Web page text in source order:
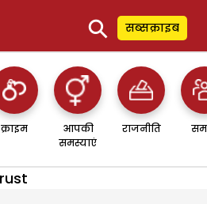
⚲ सब्सक्राइब
क्राइम
आपकी
समस्याएं
राजनीति